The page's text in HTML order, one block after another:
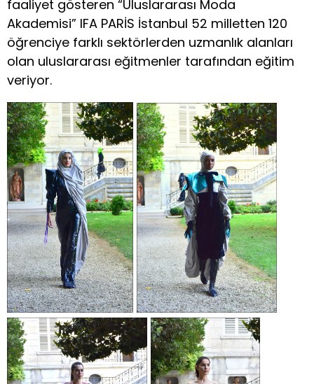
faaliyet gösteren “Uluslararası Moda
Akademisi” IFA PARİS İstanbul 52 milletten 120
öğrenciye farklı sektörlerden uzmanlık alanları
olan uluslararası eğitmenler tarafından eğitim
veriyor.